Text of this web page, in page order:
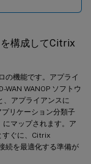
構成してCitrix
の機能です。アプライ
WAN WANOP ソフトウ
、アプライアンスに
リケーション分類子
マップされます。ア
すぐに、Citrix
続を最適化する準備が